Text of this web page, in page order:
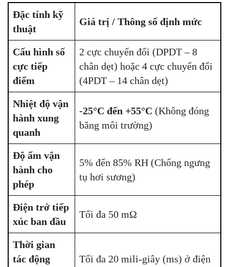
Đặc tính kỹ
thuật
Giá trị / Thông số định mức
Cấu hình số
cực tiếp
điểm
2 cực chuyển đổi (DPDT – 8
chân dẹt) hoặc 4 cực chuyển đổi
(4PDT – 14 chân dẹt)
Nhiệt độ vận
hành xung
quanh
-25°C đến +55°C (Không đóng
băng môi trường)
Độ ẩm vận
hành cho
phép
5% đến 85% RH (Chống ngưng
tụ hơi sương)
Điện trở tiếp
xúc ban đầu
Tối đa 50 mΩ
Thời gian
tác động
Tối đa 20 mili-giây (ms) ở điện